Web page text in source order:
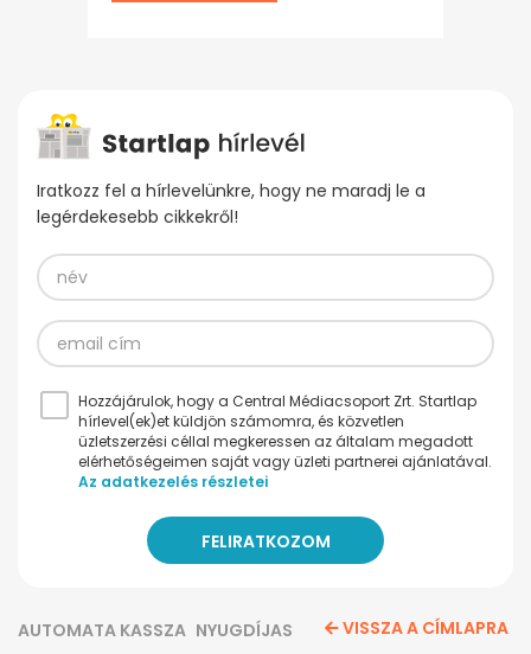
Iratkozz fel a hírlevelünkre, hogy ne maradj le a
legérdekesebb cikkekről!
Hozzájárulok, hogy a Central Médiacsoport Zrt. Startlap
hírlevel(ek)et küldjön számomra, és közvetlen
üzletszerzési céllal megkeressen az általam megadott
elérhetőségeimen saját vagy üzleti partnerei ajánlatával.
Az adatkezelés részletei
AUTOMATA KASSZA NYUGDÍJAS VISSZA A CÍMLAPRA